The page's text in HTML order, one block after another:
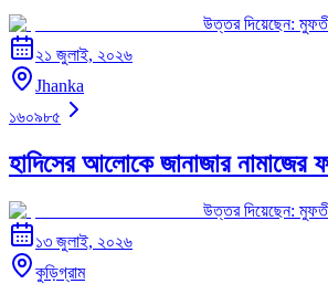
উত্তর দিয়েছেন:
২১ জুলাই, ২০২৬
Jhanka
১৬০৯৮৫
হাদিসের আলোকে জানাজার নামাজের
উত্তর দিয়েছেন:
১৩ জুলাই, ২০২৬
কুড়িগ্রাম